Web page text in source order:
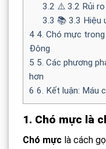
3.2 ⚠️ 3.2 Rủi ro
3.3 📚 3.3 Hiệu
4 4. Chó mực
Đông
5 5. Các phương
hơn
6 6. Kết luận: Máu
1. Chó mực là
Chó mực là cách